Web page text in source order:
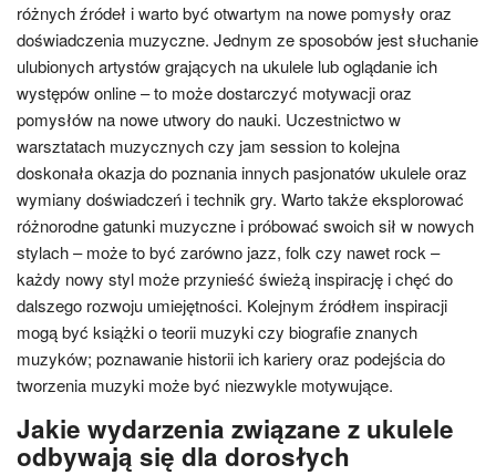
różnych źródeł i warto być otwartym na nowe pomysły oraz
doświadczenia muzyczne. Jednym ze sposobów jest słuchanie
ulubionych artystów grających na ukulele lub oglądanie ich
występów online – to może dostarczyć motywacji oraz
pomysłów na nowe utwory do nauki. Uczestnictwo w
warsztatach muzycznych czy jam session to kolejna
doskonała okazja do poznania innych pasjonatów ukulele oraz
wymiany doświadczeń i technik gry. Warto także eksplorować
różnorodne gatunki muzyczne i próbować swoich sił w nowych
stylach – może to być zarówno jazz, folk czy nawet rock –
każdy nowy styl może przynieść świeżą inspirację i chęć do
dalszego rozwoju umiejętności. Kolejnym źródłem inspiracji
mogą być książki o teorii muzyki czy biografie znanych
muzyków; poznawanie historii ich kariery oraz podejścia do
tworzenia muzyki może być niezwykle motywujące.
Jakie wydarzenia związane z ukulele
odbywają się dla dorosłych